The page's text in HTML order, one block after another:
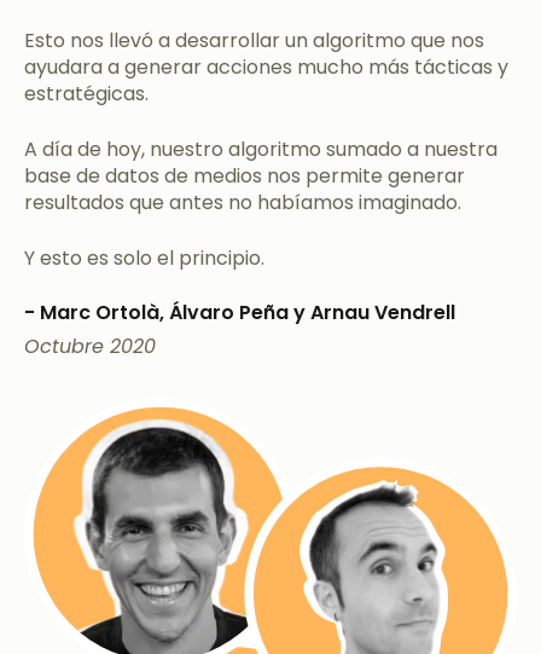
Esto nos llevó a desarrollar un algoritmo que nos
ayudara a generar acciones mucho más tácticas y
estratégicas.
A día de hoy, nuestro algoritmo sumado a nuestra
base de datos de medios nos permite generar
resultados que antes no habíamos imaginado.
Y esto es solo el principio.
- Marc Ortolà, Álvaro Peña y Arnau Vendrell
Octubre 2020